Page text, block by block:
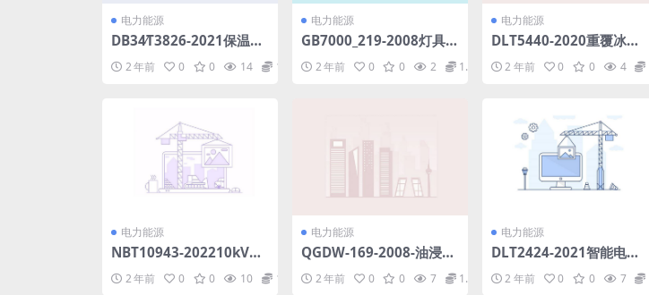
电力能源
DB34∕T3826-2021保温板
外墙外保温工程技术标准.
pdf2 年前 0 0 14 1.98
电力能源
GB7000_219-2008灯具
第2-19部分：特殊要求通
风式灯具.rar
2 年前 0 0 2 1.98
电力能源
DLT5440-2020重覆冰架
空输电线路设计技术规程
(35.4MB).pdf
2 年前 0 0 4
电力能源
NBT10943-202210kV及
设备检测规程(4.89MB)pd
2 年前 0 0 10 1.98
电力能源
QGDW-169-2008-油浸式
则.pdf
2 年前 0 0 7 1.98
电力能源
DLT2424-2021智能电网
2 年前 0 0 7